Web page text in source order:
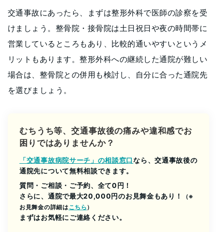
交通事故にあったら、まずは整形外科で医師の診察を受
けましょう。整骨院・接骨院は土日祝日や夜の時間帯に
営業しているところもあり、比較的通いやすいというメ
リットもあります。整形外科への継続した通院が難しい
場合は、整骨院との併用も検討し、自分に合った通院先
を選びましょう。
むちうち等、交通事故後の痛みや違和感でお
困りではありませんか？
「交通事故病院サーチ」の相談窓口なら、交通事故後の
通院先について無料相談できます。
質問・ご相談・ご予約、全て0円！
さらに、通院で最大20,000円のお見舞金もあり！
（※
お見舞金の詳細はこちら ）
まずはお気軽にご連絡ください。